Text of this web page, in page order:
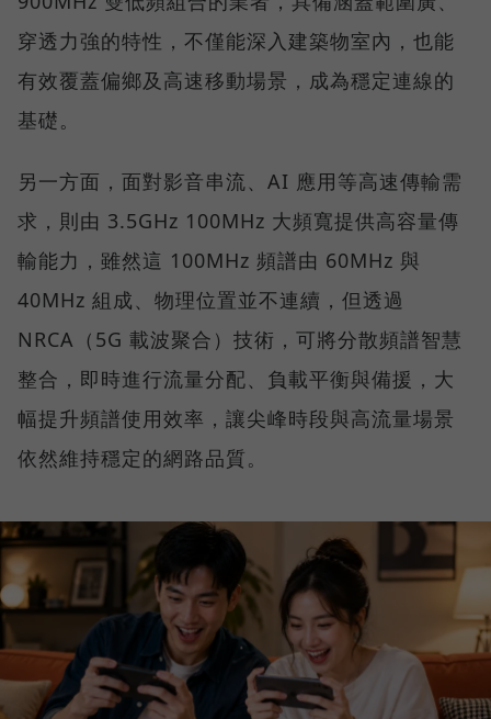
穿透力強的特性，不僅能深入建築物室內，也能
有效覆蓋偏鄉及高速移動場景，成為穩定連線的
基礎。
另一方面，面對影音串流、AI 應用等高速傳輸需
求，則由 3.5GHz 100MHz 大頻寬提供高容量傳
輸能力，雖然這 100MHz 頻譜由 60MHz 與
40MHz 組成、物理位置並不連續，但透過
NRCA（5G 載波聚合）技術，可將分散頻譜智慧
整合，即時進行流量分配、負載平衡與備援，大
幅提升頻譜使用效率，讓尖峰時段與高流量場景
依然維持穩定的網路品質。